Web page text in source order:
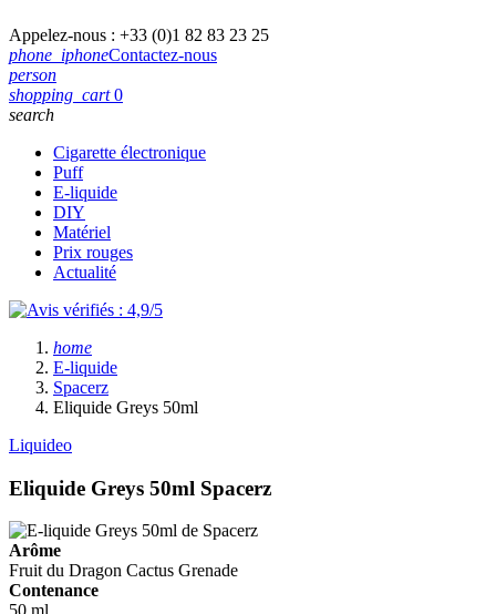
Appelez-nous : +33 (0)1 82 83 23 25
phone_iphoneContactez-nous
person
shopping_cart 0
search
Cigarette électronique
Puff
E-liquide
DIY
Matériel
Prix rouges
Actualité
home
E-liquide
Spacerz
Eliquide Greys 50ml
Liquideo
Eliquide Greys 50ml Spacerz
Arôme
Fruit du Dragon Cactus Grenade
Contenance